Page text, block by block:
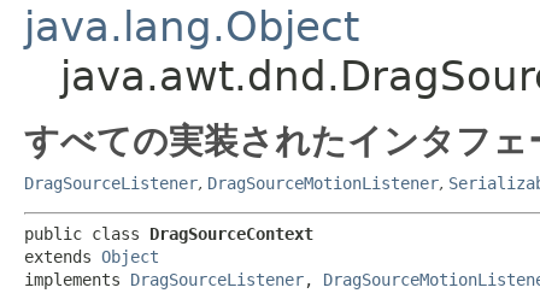
java.lang.Object
すべての実装されたインタフ
DragSourceListener, DragSourceMotionListener,
public class DragSourceContext
extends Object
implements DragSourceListener,